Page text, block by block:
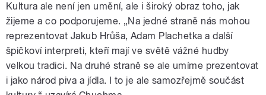
Kultura ale není jen umění, ale i široký obraz toho, jak
žijeme a co podporujeme. „Na jedné straně nás mohou
reprezentovat Jakub Hrůša, Adam Plachetka a další
špičkoví interpreti, kteří mají ve světě vážné hudby
velkou tradici. Na druhé straně se ale umíme prezentovat
i jako národ piva a jídla. I to je ale samozřejmě součást